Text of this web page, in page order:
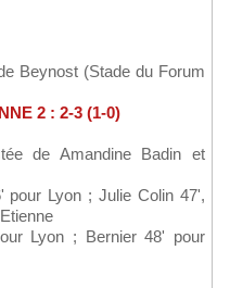
Beynost (Stade du Forum
2 : 2-3 (1-0)
de Amandine Badin et
pour Lyon ; Julie Colin 47',
Lyon ; Bernier 48' pour